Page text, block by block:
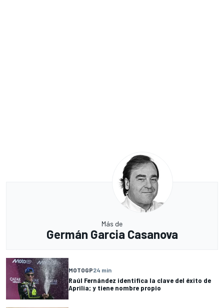
Más de
Germán Garcia Casanova
MOTOGP24 min
Raúl Fernández identifica la clave del éxito de
Aprilia; y tiene nombre propio